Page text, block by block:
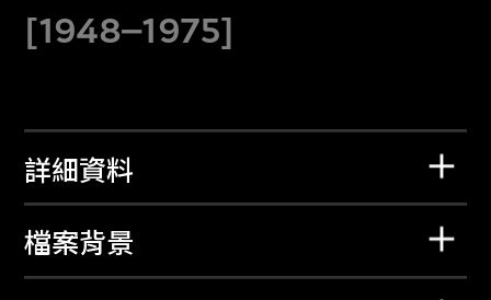
[1948–1975]
詳細資料
檔案背景